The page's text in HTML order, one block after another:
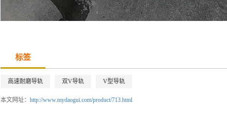
标签
高速耐磨导轨 双V导轨 V型导轨
本文网址： http://www.mydaogui.com/product/713.html